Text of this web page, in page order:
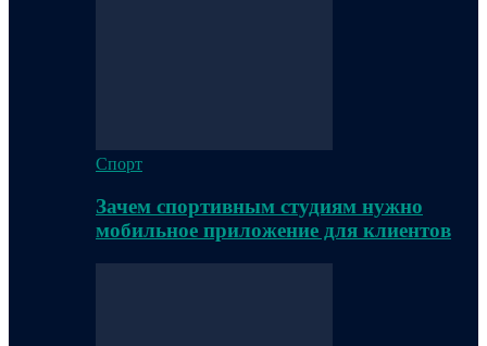
Спорт
Зачем спортивным студиям нужно
мобильное приложение для клиентов